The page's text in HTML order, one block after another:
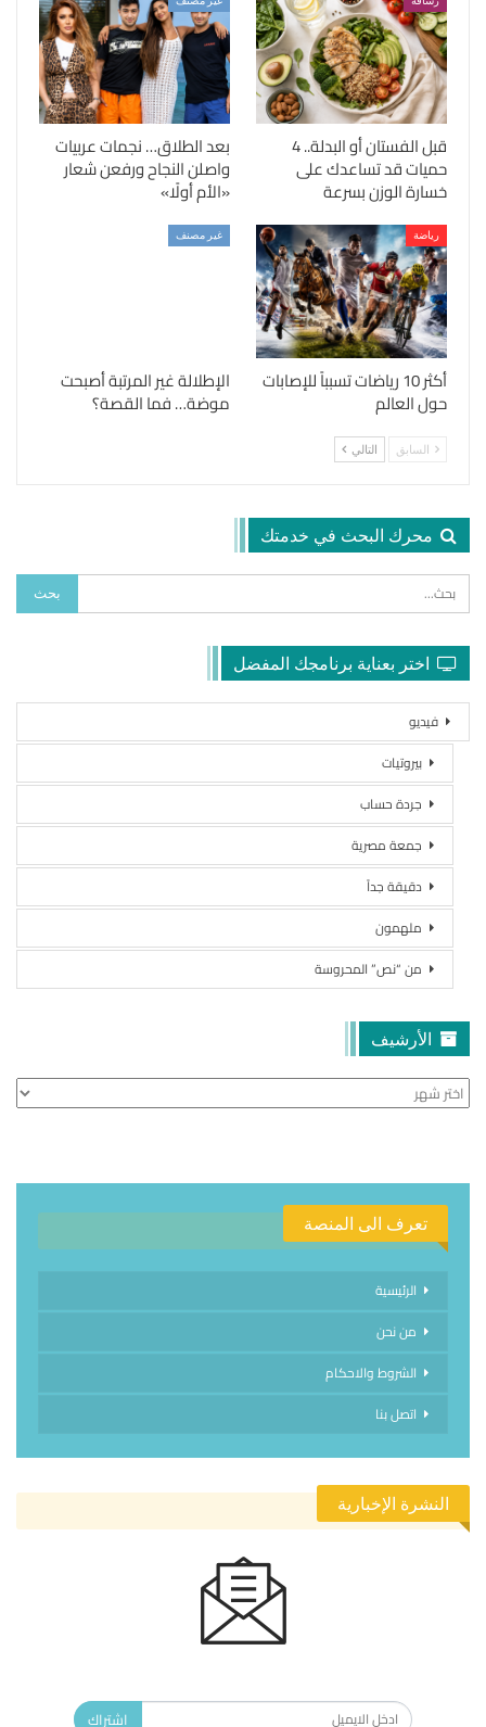
قبل الفستان أو البدلة.. 4
حميات قد تساعدك على
خسارة الوزن بسرعة
بعد الطلاق… نجمات عربيات
واصلن النجاح ورفعن شعار
«الأم أولًا»
رياضة
أكثر 10 رياضات تسبباً للإصابات
حول العالم
غير مصنف
الإطلالة غير المرتبة أصبحت
موضة… فما القصة؟
السابق التالي
محرك البحث في خدمتك
اختر بعناية برنامجك المفضل
فيديو
بيروتيات
جردة حساب
جمعة مصرية
دقيقة جداً
ملهمون
من “نص” المحروسة
الأرشيف
الأرشيف
تعرف الى المنصة
الرئيسية
من نحن
الشروط والاحكام
اتصل بنا
النشرة الإخبارية
اشتراك